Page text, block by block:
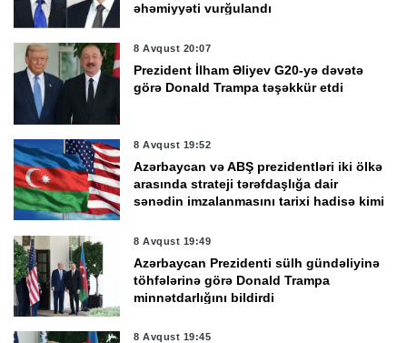
əhəmiyyəti vurğulandı
8 Avqust 20:07
Prezident İlham Əliyev G20-yə dəvətə
görə Donald Trampa təşəkkür etdi
8 Avqust 19:52
Azərbaycan və ABŞ prezidentləri iki ölkə
arasında strateji tərəfdaşlığa dair
sənədin imzalanmasını tarixi hadisə kimi
8 Avqust 19:49
Azərbaycan Prezidenti sülh gündəliyinə
töhfələrinə görə Donald Trampa
minnətdarlığını bildirdi
8 Avqust 19:45